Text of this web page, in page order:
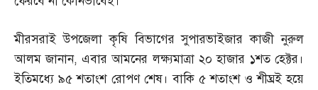
মীরসরাই উপজেলা কৃষি বিভাগের সুপারভাইজার কাজী নুরুল
আলম জানান,এবার আমনের লক্ষ্যমাত্রা ২০ হাজার ১শত হেক্টর।
ইতিমধ্যে ৯৫ শতাংশ রোপণ শেষ। বাকি ৫ শতাংশ ও শীঘ্রই হয়ে